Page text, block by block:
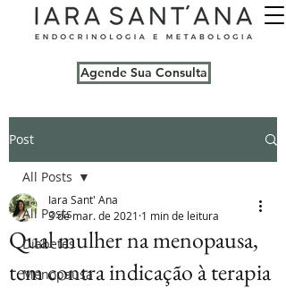
Agende Sua Consulta
Post
All Posts
Diabetes
Menopausa
All Posts
Qual mulher na menopausa,
tem contra indicação à terapia
Iara Sant' Ana
3 de mar. de 2021 1 min de leitura